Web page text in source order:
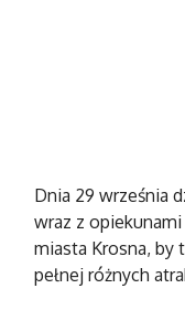
Dnia 29 września
wraz z
miasta Krosna, by
pełnej różnych